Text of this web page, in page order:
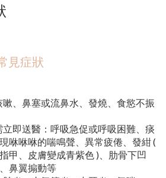
見症狀
、鼻塞或流鼻水、發燒、食慾不振
立即送醫：呼吸急促或呼吸困難、痰
咻咻咻的喘鳴聲、異常疲倦、發紺 (
甲、皮膚變成青紫色 )、肋骨下凹
鼻翼搧動等